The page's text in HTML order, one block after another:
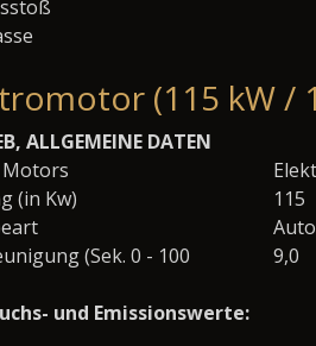
(115 kW /
ALLGEMEINE DATEN
(in Kw)
115
(Sek. 0 - 100
9,0
und Emissionswerte: